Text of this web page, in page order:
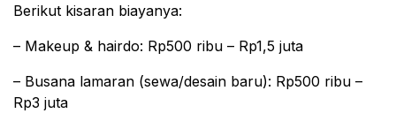
Berikut kisaran biayanya:
– Makeup & hairdo: Rp500 ribu – Rp1,5 juta
– Busana lamaran (sewa/desain baru): Rp500 ribu –
Rp3 juta